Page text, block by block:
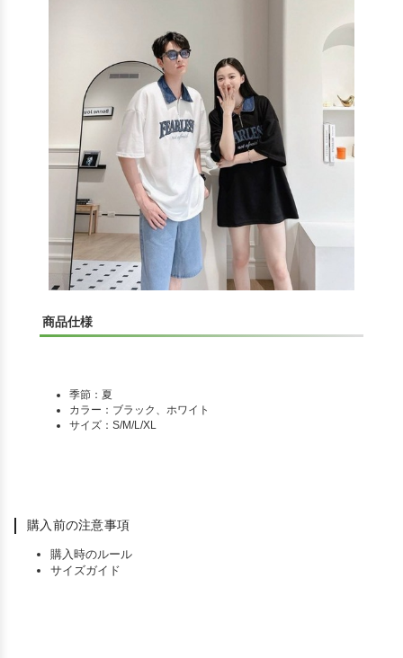
商品仕様
季節：夏
カラー：ブラック、ホワイト
サイズ：S/M/L/XL
購入前の注意事項
購入時のルール
サイズガイド